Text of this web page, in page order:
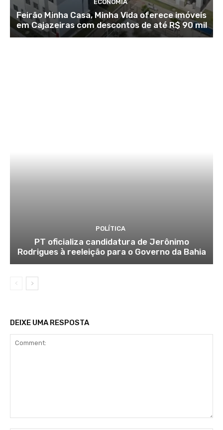
ECONOMIA
Feirão Minha Casa, Minha Vida oferece imóveis
em Cajazeiras com descontos de até R$ 90 mil
POLÍTICA
PT oficializa candidatura de Jerônimo
Rodrigues à reeleição para o Governo da Bahia
DEIXE UMA RESPOSTA